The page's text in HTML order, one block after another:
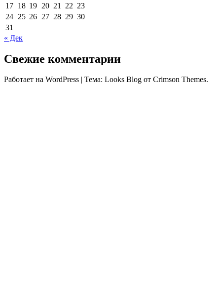
17 18 19 20 21 22 23
24 25 26 27 28 29 30
31
« Дек
Свежие комментарии
Работает на WordPress | Тема: Looks Blog от Crimson Themes.